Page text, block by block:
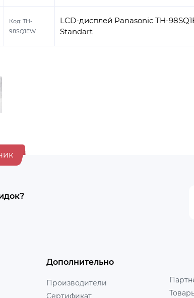
Код: TH-
98SQ1EW
LCD-дисплей Panasonic TH-
Standart
Дополнительно
Производители
Сертификат